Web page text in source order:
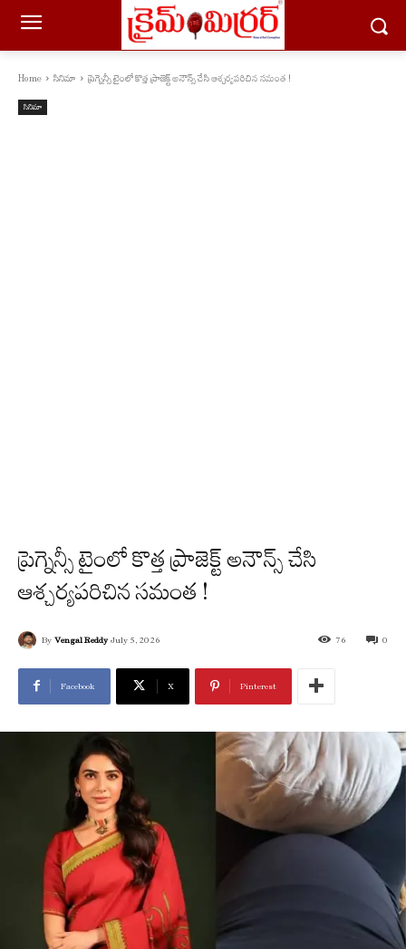
Home సినిమా ప్రెగ్నెన్సీ టైంలో కొత్త ప్రాజెక్ట్ అనౌన్స్ చేసి ఆశ్చర్యపరిచిన సమంత !
సినిమా
ప్రెగ్నెన్సీ టైంలో కొత్త ప్రాజెక్ట్ అనౌన్స్ చేసి
ఆశ్చర్యపరిచిన సమంత !
By Vengal Reddy July 5, 2026 0
76
Facebook X Pinterest